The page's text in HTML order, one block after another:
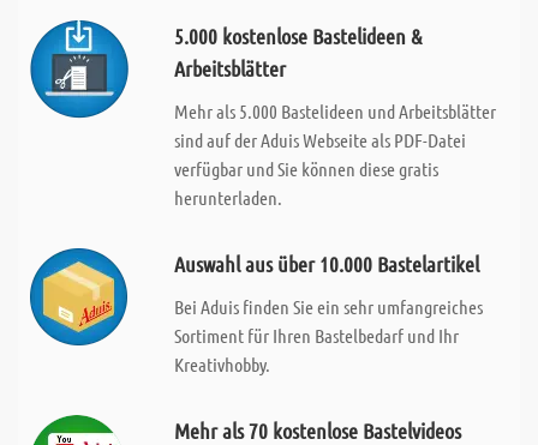
5.000 kostenlose Bastelideen &
Arbeitsblätter
Mehr als 5.000 Bastelideen und Arbeitsblätter
sind auf der Aduis Webseite als PDF-Datei
verfügbar und Sie können diese gratis
herunterladen.
Auswahl aus über 10.000 Bastelartikel
Bei Aduis finden Sie ein sehr umfangreiches
Sortiment für Ihren Bastelbedarf und Ihr
Kreativhobby.
Mehr als 70 kostenlose Bastelvideos